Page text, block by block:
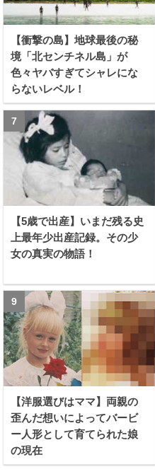
【衝撃の島】地球最後の秘
境「北センチネル島」が
色々ヤバすぎてシャレにな
らないレベル！
【5歳で出産】いまだ残る史
上最年少出産記録。その少
女の真実の物語！
【洋服選びはママ】両親の
歪んだ想いによってバービ
ー人形として育てられた娘
の現在